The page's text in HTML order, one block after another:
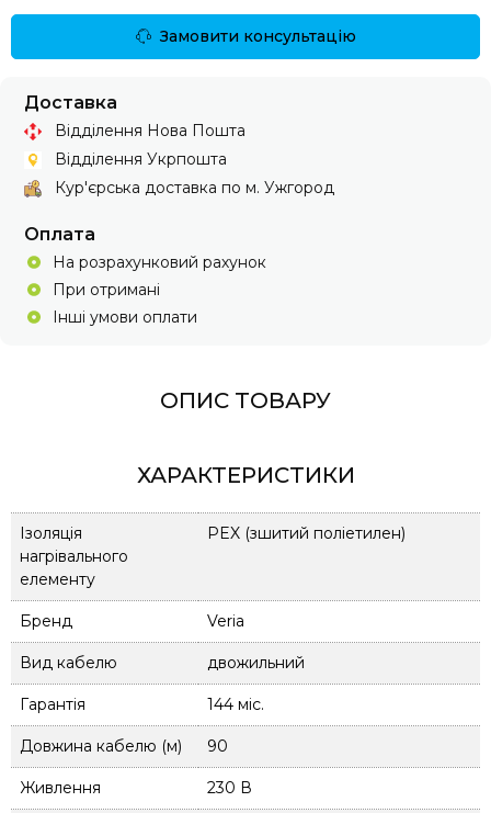
Замовити консультацію
Доставка
Відділення Нова Пошта
Відділення Укрпошта
Кур'єрська доставка по м. Ужгород
Оплата
На розрахунковий рахунок
При отримані
Інші умови оплати
ОПИС ТОВАРУ
ХАРАКТЕРИСТИКИ
Ізоляція
нагрівального
елементу
PEX (зшитий поліетилен)
Бренд Veria
Вид кабелю двожильний
Гарантія 144 міс.
Довжина кабелю (м) 90
Живлення 230 В